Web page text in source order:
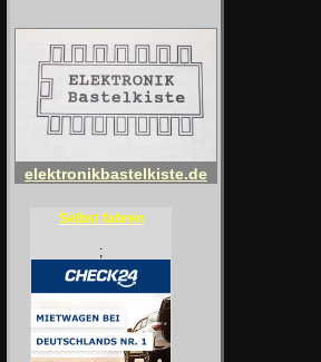
elektronikbastelkiste.de
Selbst fahren
;